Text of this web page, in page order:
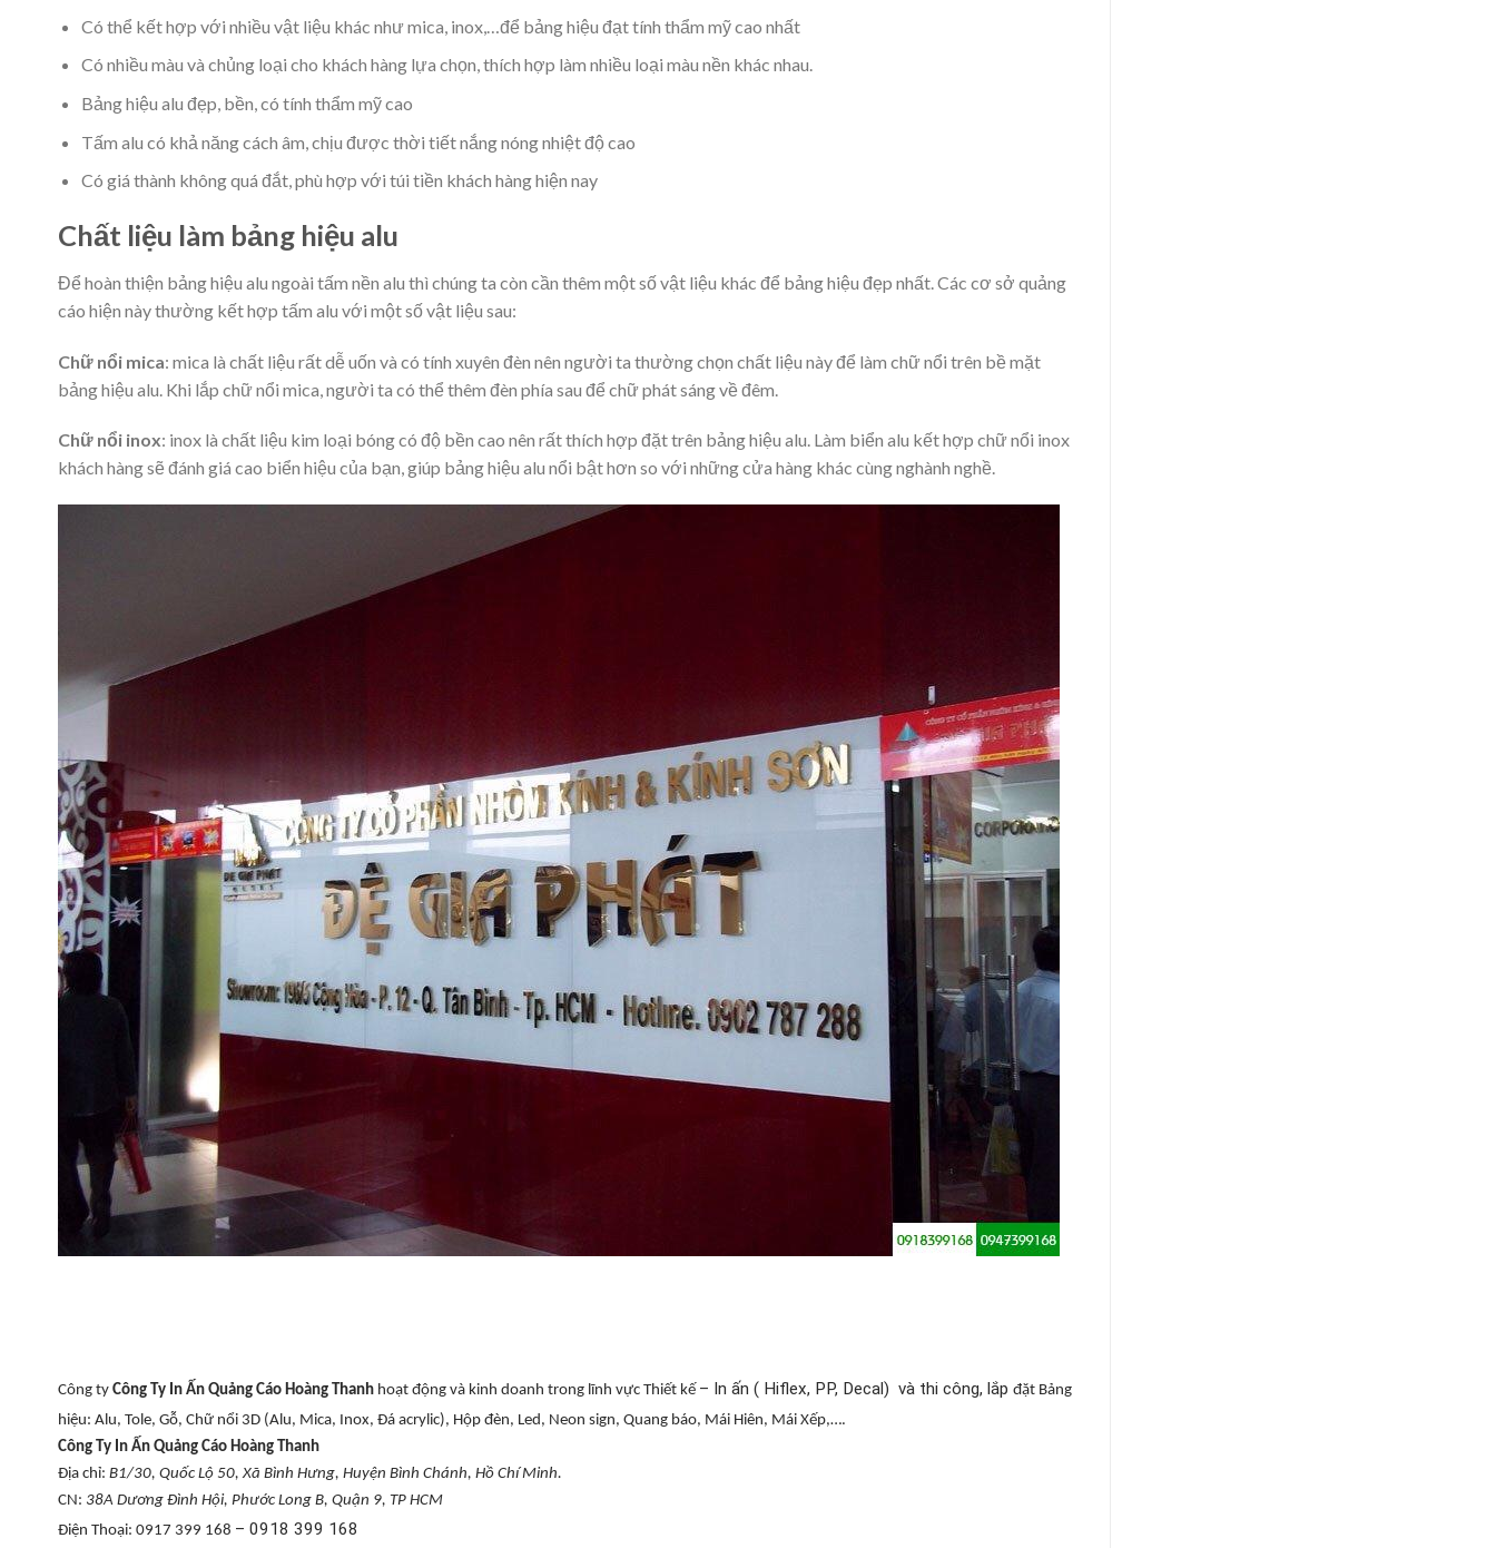
Có thể kết hợp với nhiều vật liệu khác như mica, inox,…để bảng hiệu đạt tính thẩm mỹ cao nhất
Có nhiều màu và chủng loại cho khách hàng lựa chọn, thích hợp làm nhiều loại màu nền khác nhau.
Bảng hiệu alu đẹp, bền, có tính thẩm mỹ cao
Tấm alu có khả năng cách âm, chịu được thời tiết nắng nóng nhiệt độ cao
Có giá thành không quá đắt, phù hợp với túi tiền khách hàng hiện nay
Chất liệu làm bảng hiệu alu
Để hoàn thiện bảng hiệu alu ngoài tấm nền alu thì chúng ta còn cần thêm một số vật liệu khác để bảng hiệu đẹp nhất. Các cơ sở quảng
cáo hiện này thường kết hợp tấm alu với một số vật liệu sau:
Chữ nổi mica: mica là chất liệu rất dễ uốn và có tính xuyên đèn nên người ta thường chọn chất liệu này để làm chữ nổi trên bề mặt
bảng hiệu alu. Khi lắp chữ nổi mica, người ta có thể thêm đèn phía sau để chữ phát sáng về đêm.
Chữ nổi inox: inox là chất liệu kim loại bóng có độ bền cao nên rất thích hợp đặt trên bảng hiệu alu. Làm biển alu kết hợp chữ nổi inox
khách hàng sẽ đánh giá cao biển hiệu của bạn, giúp bảng hiệu alu nổi bật hơn so với những cửa hàng khác cùng nghành nghề.
Công ty Công Ty In Ấn Quảng Cáo Hoàng Thanh hoạt động và kinh doanh trong lĩnh vực Thiết kế – In ấn ( Hiflex, PP, Decal) và thi công, lắp đặt Bảng
hiệu: Alu, Tole, Gỗ, Chữ nổi 3D (Alu, Mica, Inox, Đá acrylic), Hộp đèn, Led, Neon sign, Quang báo, Mái Hiên, Mái Xếp,….
Công Ty In Ấn Quảng Cáo Hoàng Thanh
Địa chỉ: B1/30, Quốc Lộ 50, Xã Bình Hưng, Huyện Bình Chánh, Hồ Chí Minh.
CN: 38A Dương Đình Hội, Phước Long B, Quận 9, TP HCM
Điện Thoại: 0917 399 168 – 0918 399 168